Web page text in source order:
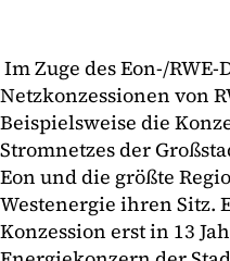
Im Zuge des Eon-/
Netzkonzessionen von
Beispielsweise die
Stromnetzes der
Eon und die größte
Westenergie ihren Sitz.
Konzession erst in 13